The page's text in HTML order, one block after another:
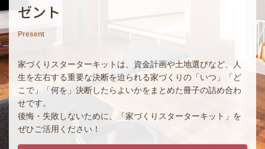
ゼント
Present
家づくりスターターキットは、資金計画や土地選びなど、人
生を左右する重要な決断を迫られる家づくりの「いつ」「ど
こで」「何を」決断したらよいかをまとめた冊子の詰め合わ
せです。
後悔・失敗しないために、「家づくりスターターキット」を
ぜひご活用ください！